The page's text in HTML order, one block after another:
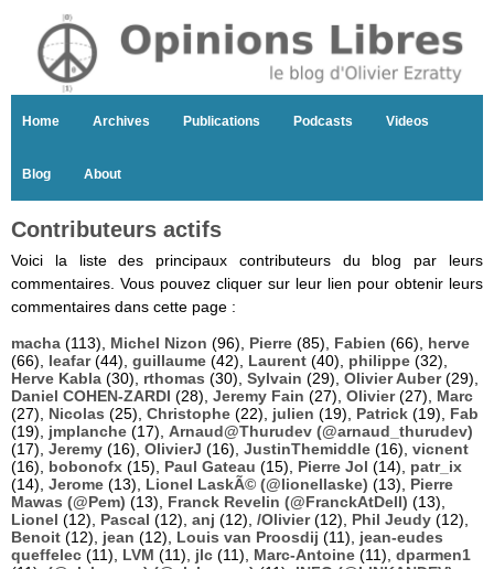
Home Archives Publications Podcasts Videos
Blog About
Contributeurs actifs
Voici la liste des principaux contributeurs du blog par leurs
commentaires. Vous pouvez cliquer sur leur lien pour obtenir leurs
commentaires dans cette page :
macha (113), Michel Nizon (96), Pierre (85), Fabien (66), herve
(66), leafar(44), guillaume (42), Laurent (40), philippe (32),
Herve Kabla (30), rthomas (30), Sylvain (29), Olivier Auber(29),
Daniel COHEN-ZARDI (28), Jeremy Fain (27), Olivier(27), Marc
(27), Nicolas (25), Christophe (22), julien (19), Patrick (19), Fab
(19), jmplanche (17), Arnaud@Thurudev (@arnaud_thurudev)
(17), Jeremy (16), OlivierJ (16), JustinThemiddle (16), vicnent
(16), bobonofx (15), Paul Gateau (15), Pierre Jol (14), patr_ix
(14), Jerome (13), Lionel LaskÃ© (@lionellaske) (13), Pierre
Mawas (@Pem) (13), Franck Revelin (@FranckAtDell) (13),
Lionel (12), Pascal (12), anj (12), /Olivier(12), Phil Jeudy (12),
Benoit (12), jean (12), Louis van Proosdij (11), jean-eudes
queffelec (11), LVM (11), jlc (11), Marc-Antoine (11), dparmen1